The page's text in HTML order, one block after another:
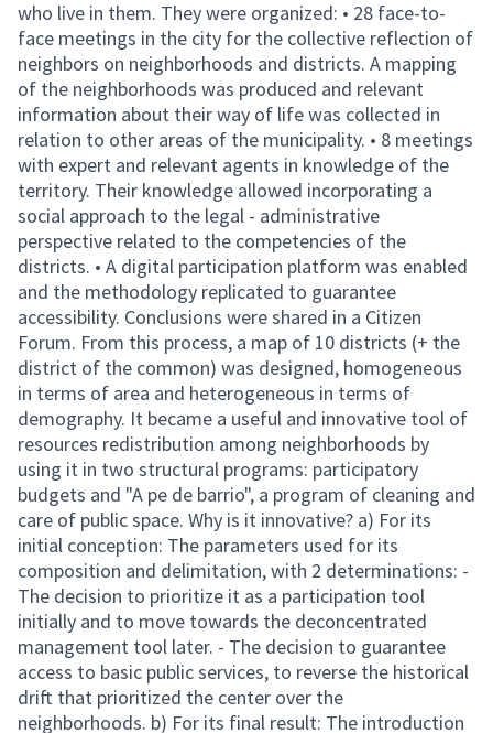
who live in them. They were organized: • 28 face-to-
face meetings in the city for the collective reflection of
neighbors on neighborhoods and districts. A mapping
of the neighborhoods was produced and relevant
information about their way of life was collected in
relation to other areas of the municipality. • 8 meetings
with expert and relevant agents in knowledge of the
territory. Their knowledge allowed incorporating a
social approach to the legal - administrative
perspective related to the competencies of the
districts. • A digital participation platform was enabled
and the methodology replicated to guarantee
accessibility. Conclusions were shared in a Citizen
Forum. From this process, a map of 10 districts (+ the
district of the common) was designed, homogeneous
in terms of area and heterogeneous in terms of
demography. It became a useful and innovative tool of
resources redistribution among neighborhoods by
using it in two structural programs: participatory
budgets and "A pe de barrio", a program of cleaning and
care of public space. Why is it innovative? a) For its
initial conception: The parameters used for its
composition and delimitation, with 2 determinations: -
The decision to prioritize it as a participation tool
initially and to move towards the deconcentrated
management tool later. - The decision to guarantee
access to basic public services, to reverse the historical
drift that prioritized the center over the
neighborhoods. b) For its final result: The introduction